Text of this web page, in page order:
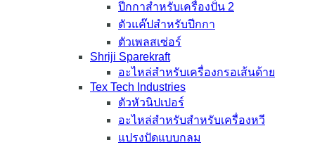
ปีกกาสำหรับเครื่องปั่น 2
ตัวแค๊ปสำหรับปีกกา
ตัวเพลสเซ่อร์
Shriji Sparekraft
อะไหล่สำหรับเครื่องกรอเส้นด้าย
Tex Tech Industries
ตัวหัวนิปเปอร์
อะไหล่สำหรับสำหรับเครื่องหวี
แปรงปัดแบบกลม